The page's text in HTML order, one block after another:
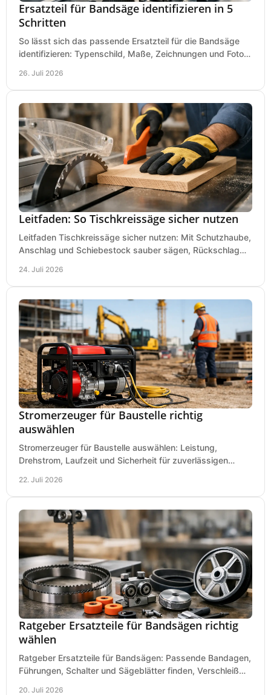
Ersatzteil für Bandsäge identifizieren in 5
Schritten
So lässt sich das passende Ersatzteil für die Bandsäge
identifizieren: Typenschild, Maße, Zeichnungen und Fotos
26. Juli 2026
Leitfaden: So Tischkreissäge sicher nutzen
Leitfaden Tischkreissäge sicher nutzen: Mit Schutzhaube,
Anschlag und Schiebestock sauber sägen, Rückschlag
24. Juli 2026
Stromerzeuger für Baustelle richtig
auswählen
Stromerzeuger für Baustelle auswählen: Leistung,
Drehstrom, Laufzeit und Sicherheit für zuverlässigen
22. Juli 2026
Ratgeber Ersatzteile für Bandsägen richtig
wählen
Ratgeber Ersatzteile für Bandsägen: Passende Bandagen,
Führungen, Schalter und Sägeblätter finden, Verschleiß
20. Juli 2026